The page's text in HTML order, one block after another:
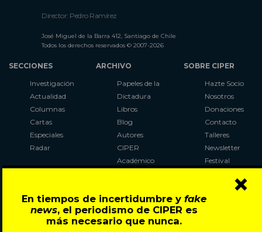
En tiempos de incertidumbre y fake
news, el periodismo de CIPER es
más necesario que nunca.
×
Director: Pedro Ramírez
José Miguel de la Barra 412, Santiago de Chile
Todos los derechos reservados © 2007-2026
SECCIONES
Investigación
Actualidad
Columnas
Cartas
Especiales
Radar
ARCHIVO
Papeles de la
Dictadura
Libros
Blog
Autores
CIPER
Académico
Al Plebiscito
con CIPER
SOBRE CIPER
Hazte Socio
Nosotros
Donaciones
Contacto
Talleres
Newsletter
Festival